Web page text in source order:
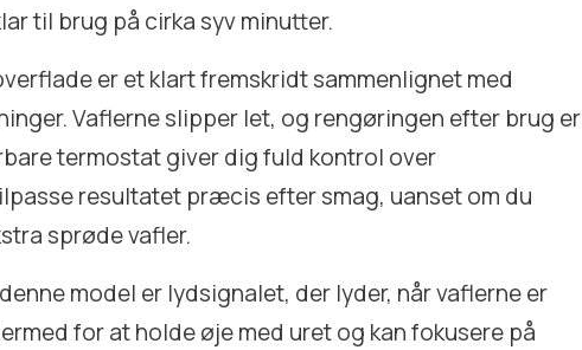
til brug på cirka syv minutter.
er et klart fremskridt sammenlignet med
Vaflerne slipper let, og rengøringen efter brug er
termostat giver dig fuld kontrol over
resultatet præcis efter smag, uanset om du
sprøde vafler.
model er lydsignalet, der lyder, når vaflerne er
for at holde øje med uret og kan fokusere på